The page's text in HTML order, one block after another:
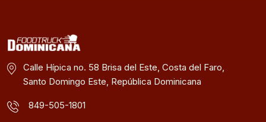
Calle Hípica no. 58 Brisa del Este, Costa del Faro,
Santo Domingo Este, República Dominicana
849-505-1801